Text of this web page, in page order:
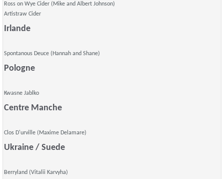
Ross on Wye Cider (Mike and Albert Johnson)
Artistraw Cider
Irlande
Spontanous Deuce (Hannah and Shane)
Pologne
Kwasne Jablko
Centre Manche
Clos D'urville (Maxime Delamare)
Ukraine / Suede
Berryland (Vitalii Karvyha)